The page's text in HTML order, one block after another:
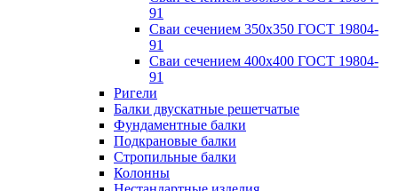
91
Сваи сечением 350х350 ГОСТ 19804-
91
Сваи сечением 400х400 ГОСТ 19804-
91
Ригели
Балки двускатные решетчатые
Фундаментные балки
Подкрановые балки
Стропильные балки
Колонны